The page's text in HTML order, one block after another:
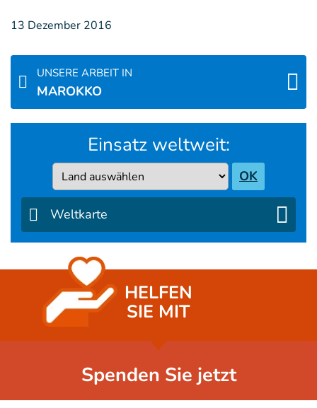
13 Dezember 2016
UNSERE ARBEIT IN
MAROKKO
Einsatz weltweit:
Country OK
Weltkarte
HELFEN
SIE MIT
Spenden Sie jetzt